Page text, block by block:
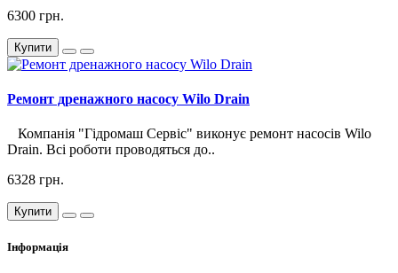
6300 грн.
Купити
Ремонт дренажного насосу Wilo Drain
Компанія "Гідромаш Сервіс" виконує ремонт насосів Wilo
Drain. Всі роботи проводяться до..
6328 грн.
Купити
Інформація